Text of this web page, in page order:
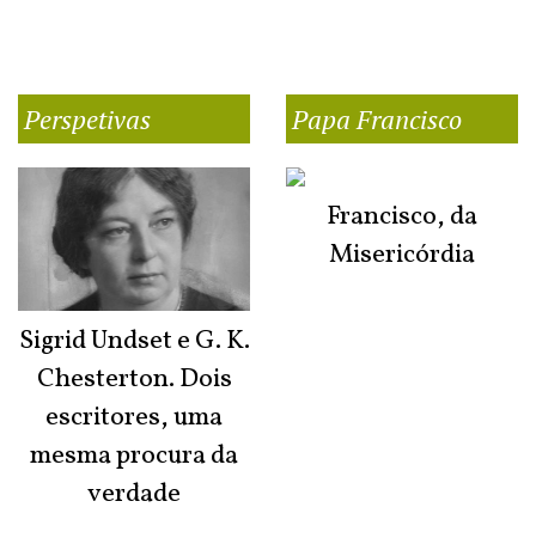
Perspetivas
Sigrid Undset e G. K.
Chesterton. Dois
escritores, uma
mesma procura da
verdade
Papa Francisco
Francisco, da
Misericórdia